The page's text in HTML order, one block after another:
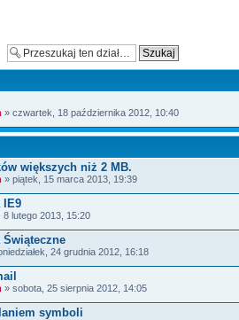
» czwartek, 18 października 2012, 10:40
większych niż 2 MB.
» piątek, 15 marca 2013, 19:39
IE9
8 lutego 2013, 15:20
Świąteczne
24 grudnia 2012, 16:18
» sobota, 25 sierpnia 2012, 14:05
symboli